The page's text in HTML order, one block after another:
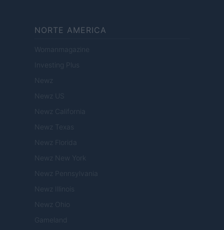
NORTE AMERICA
Womanmagazine
Investing Plus
Newz
Newz US
Newz California
Newz Texas
Newz Florida
Newz New York
Newz Pennsylvania
Newz Illinois
Newz Ohio
Gameland